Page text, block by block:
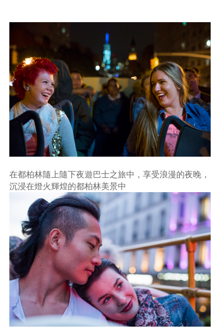
在都柏林隨上隨下夜遊巴士之旅中，享受浪漫的夜晚，
沉浸在燈火輝煌的都柏林美景中